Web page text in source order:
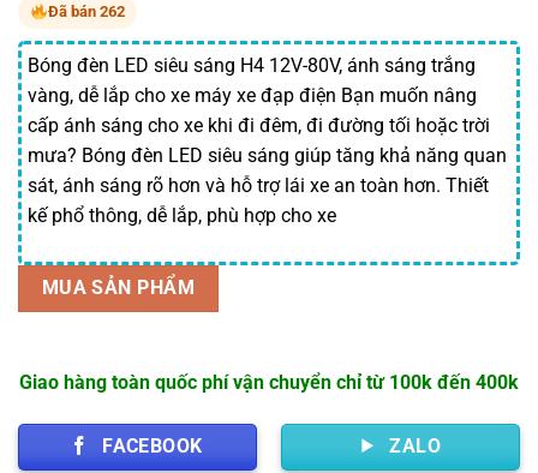
145,000 ₫.
là:
72,500 ₫.
Đã bán 262
Bóng đèn LED siêu sáng H4 12V-80V, ánh sáng trắng
vàng, dễ lắp cho xe máy xe đạp điện Bạn muốn nâng
cấp ánh sáng cho xe khi đi đêm, đi đường tối hoặc trời
mưa? Bóng đèn LED siêu sáng giúp tăng khả năng quan
sát, ánh sáng rõ hơn và hỗ trợ lái xe an toàn hơn. Thiết
kế phổ thông, dễ lắp, phù hợp cho xe
MUA SẢN PHẨM
Giao hàng toàn quốc phí vận chuyển chỉ từ 100k đến 400k
FACEBOOK ZALO